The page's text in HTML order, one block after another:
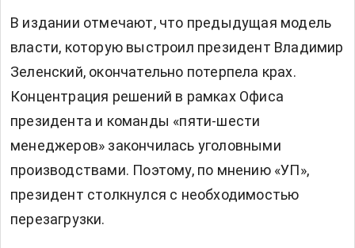
В издании отмечают, что предыдущая модель
власти, которую выстроил президент Владимир
Зеленский, окончательно потерпела крах.
Концентрация решений в рамках Офиса
президента и команды «пяти-шести
менеджеров» закончилась уголовными
производствами. Поэтому, по мнению «УП»,
президент столкнулся с необходимостью
перезагрузки.